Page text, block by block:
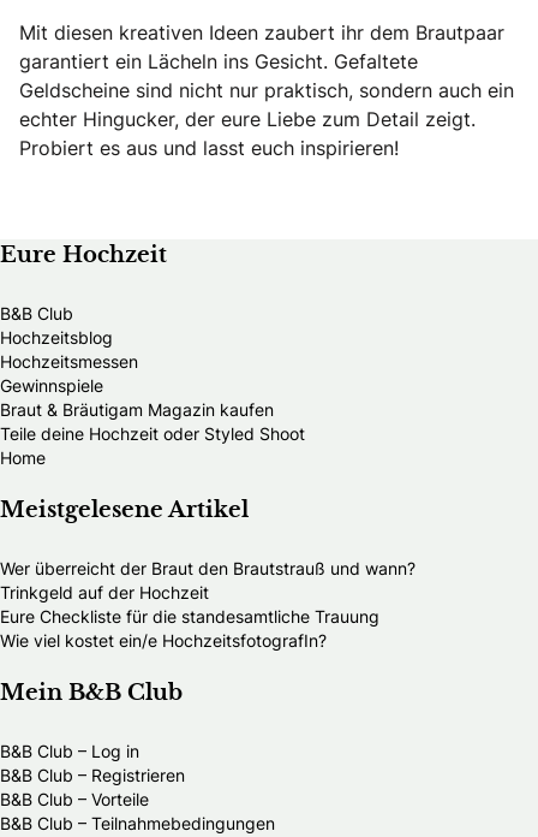
Mit diesen kreativen Ideen zaubert ihr dem Brautpaar
garantiert ein Lächeln ins Gesicht. Gefaltete
Geldscheine sind nicht nur praktisch, sondern auch ein
echter Hingucker, der eure Liebe zum Detail zeigt.
Probiert es aus und lasst euch inspirieren!
Eure Hochzeit
B&B Club
Hochzeitsblog
Hochzeitsmessen
Gewinnspiele
Braut & Bräutigam Magazin kaufen
Teile deine Hochzeit oder Styled Shoot
Home
Meistgelesene Artikel
Wer überreicht der Braut den Brautstrauß und wann?
Trinkgeld auf der Hochzeit
Eure Checkliste für die standesamtliche Trauung
Wie viel kostet ein/e HochzeitsfotografIn?
Mein B&B Club
B&B Club – Log in
B&B Club – Registrieren
B&B Club – Vorteile
B&B Club – Teilnahmebedingungen